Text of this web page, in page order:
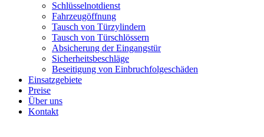
Schlüsselnotdienst
Fahrzeugöffnung
Tausch von Türzylindern
Tausch von Türschlössern
Absicherung der Eingangstür
Sicherheitsbeschläge
Beseitigung von Einbruchfolgeschäden
Einsatzgebiete
Preise
Über uns
Kontakt